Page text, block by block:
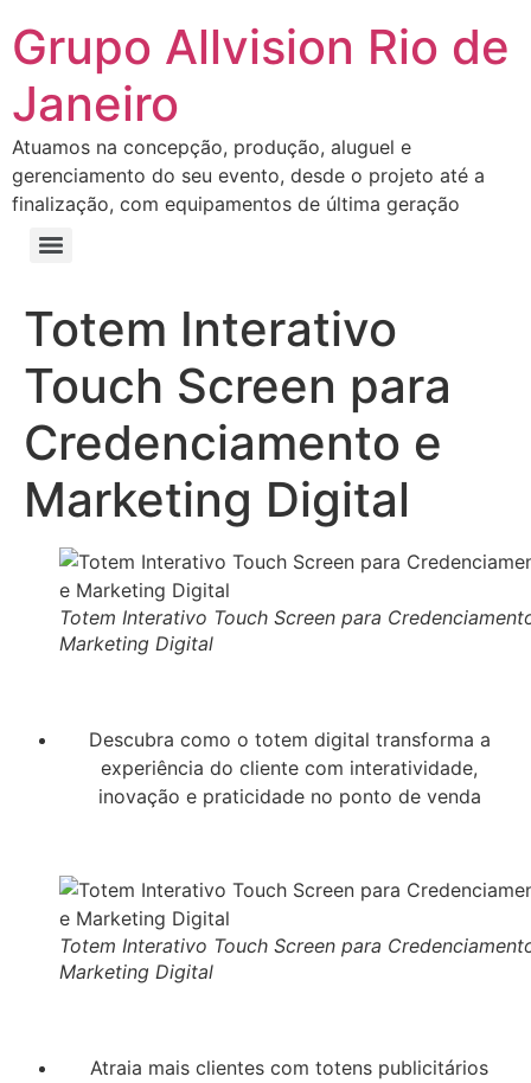
Grupo Allvision Rio de
Janeiro
Atuamos na concepção, produção, aluguel e
gerenciamento do seu evento, desde o projeto até a
finalização, com equipamentos de última geração
Totem Interativo
Touch Screen para
Credenciamento e
Marketing Digital
Totem Interativo Touch Screen para
Marketing Digital
Descubra como o totem digital transforma a
experiência do cliente com interatividade,
inovação e praticidade no ponto de venda
Totem Interativo Touch Screen para
Marketing Digital
Atraia mais clientes com totens publicitários